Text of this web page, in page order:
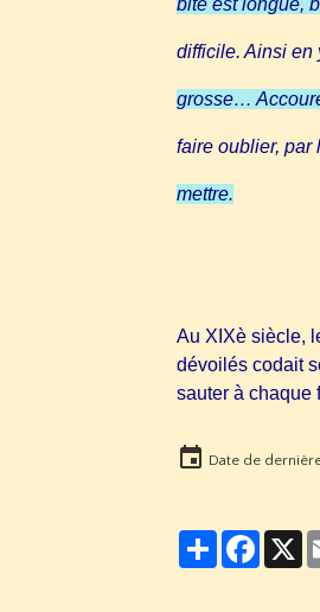
bite est longue,
difficile. Ainsi en
grosse…
faire oublier, par
mettre.
G.
Au XIXè siècle,
dévoilés codait
sauter à chaque
Date de
Partager X